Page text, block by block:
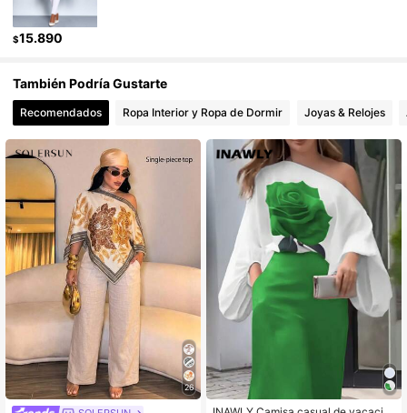
4,87 628K Seguidores
$15.890
También Podría Gustarte
Recomendados Ropa Interior y Ropa de Dormir Joyas & Relojes
26